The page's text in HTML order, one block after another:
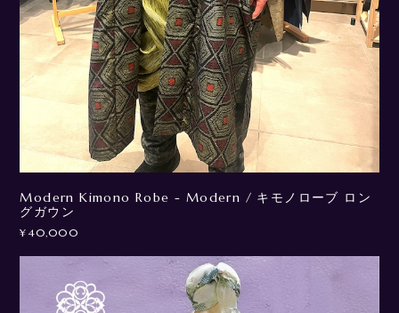
Modern Kimono Robe - Modern / キモノローブ ロン
グガウン
¥40,000